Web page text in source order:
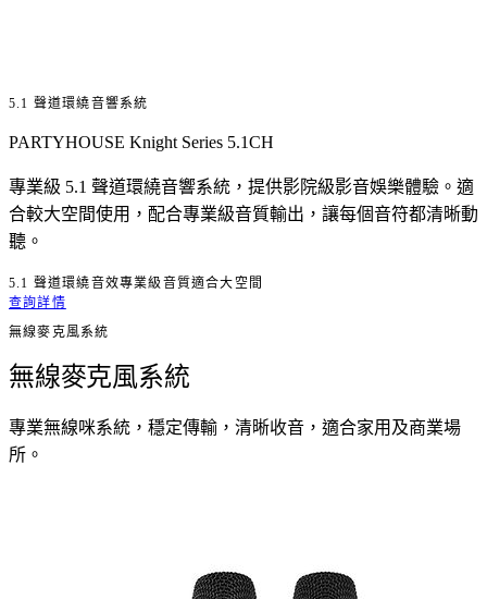
5.1 聲道環繞音響系統
PARTYHOUSE Knight Series 5.1CH
專業級 5.1 聲道環繞音響系統，提供影院級影音娛樂體驗。適
合較大空間使用，配合專業級音質輸出，讓每個音符都清晰動
聽。
5.1 聲道環繞音效專業級音質適合大空間
查詢詳情
無線麥克風系統
無線麥克風系統
專業無線咪系統，穩定傳輸，清晰收音，適合家用及商業場
所。